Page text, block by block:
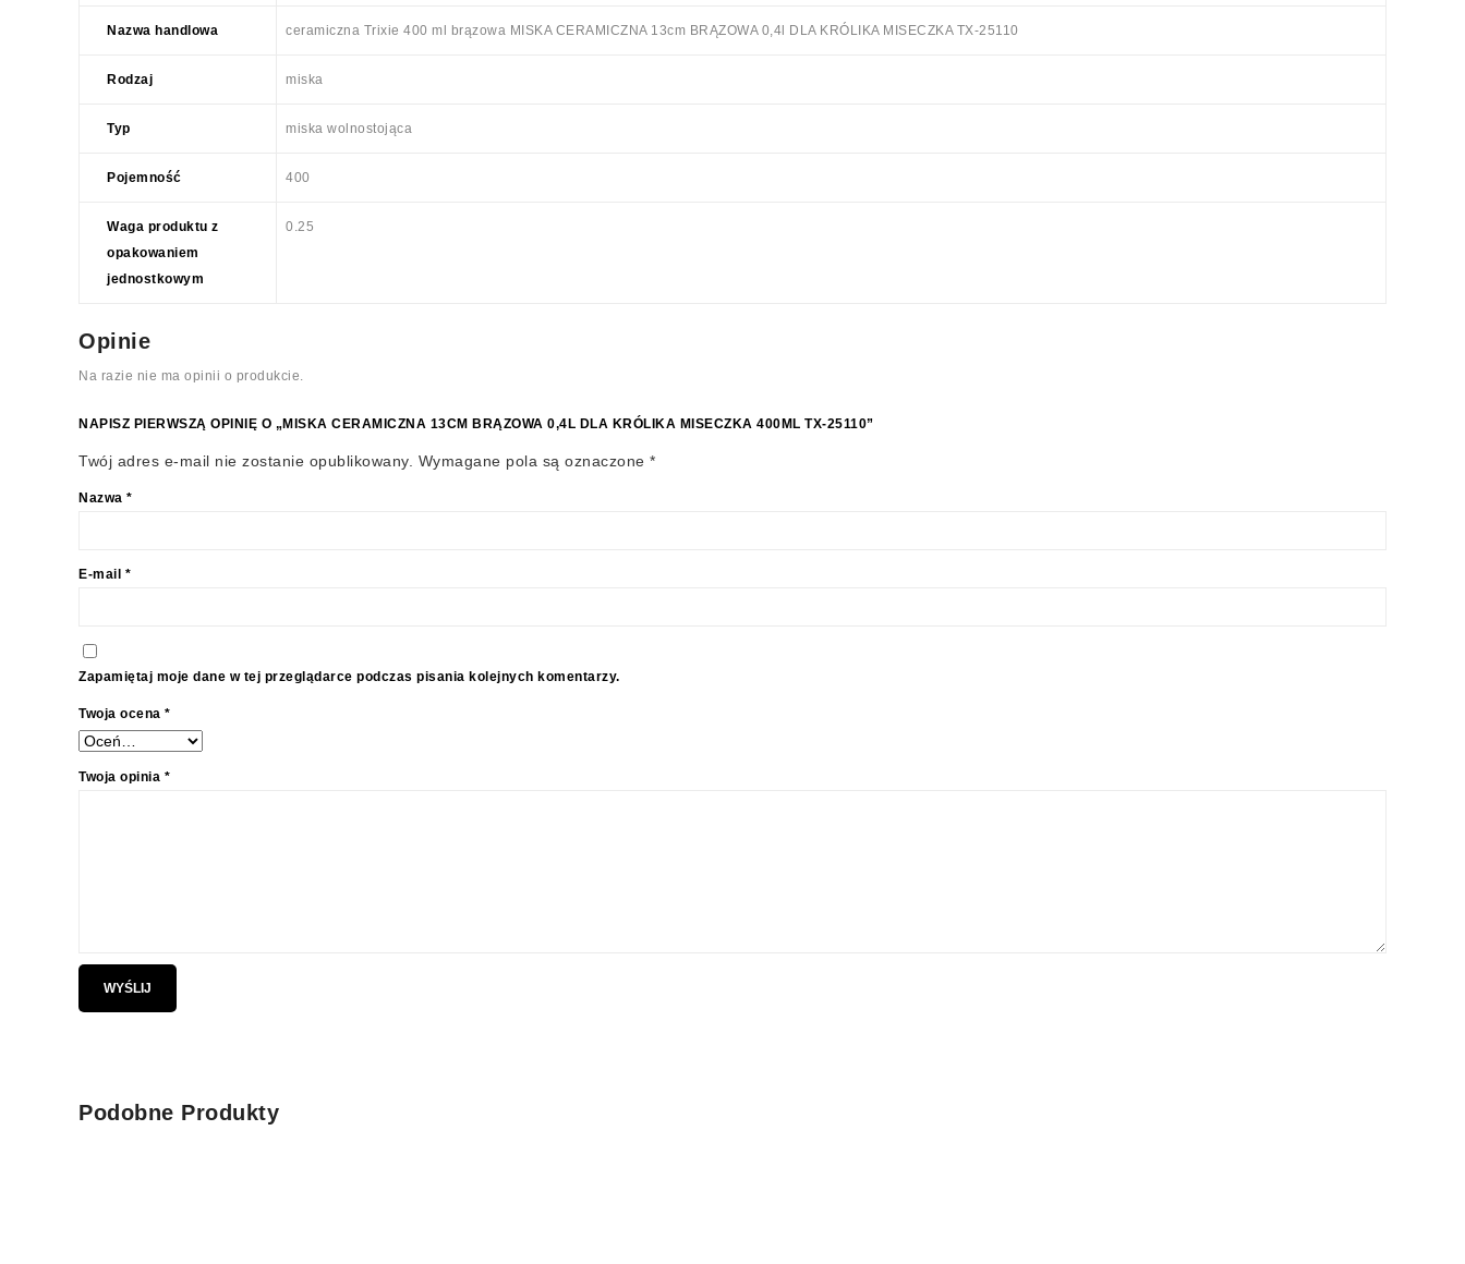
Nazwa handlowa ceramiczna Trixie 400 ml brązowa MISKA CERAMICZNA 13cm BRĄZOWA 0,4l DLA KRÓLIKA MISECZKA TX-25110
Rodzaj miska
Typ miska wolnostojąca
Pojemność 400
Waga produktu z
opakowaniem
jednostkowym
0.25
Opinie
Na razie nie ma opinii o produkcie.
NAPISZ PIERWSZĄ OPINIĘ O „MISKA CERAMICZNA 13CM BRĄZOWA 0,4L DLA KRÓLIKA MISECZKA 400ML TX-25110”
Twój adres e-mail nie zostanie opublikowany. Wymagane pola są oznaczone *
Nazwa *
E-mail *
Zapamiętaj moje dane w tej przeglądarce podczas pisania kolejnych komentarzy.
Twoja ocena *
Twoja opinia *
Podobne Produkty